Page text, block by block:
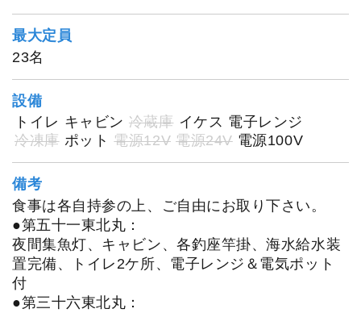
最大定員
23名
設備
トイレ キャビン 冷蔵庫 イケス 電子レンジ
冷凍庫 ポット 電源12V 電源24V 電源100V
備考
食事は各自持参の上、ご自由にお取り下さい。
●第五十一東北丸：
夜間集魚灯、キャビン、各釣座竿掛、海水給水装
置完備、トイレ2ケ所、電子レンジ＆電気ポット
付
●第三十六東北丸：